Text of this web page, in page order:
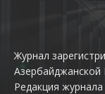
Журнал
Азербайджанской
Редакция